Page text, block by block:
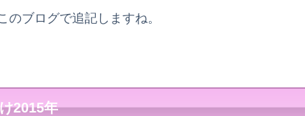
のブログで追記しますね。
2015年